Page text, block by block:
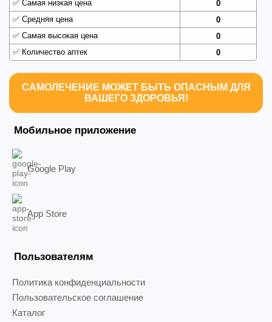
✅ Самая низкая цена
0
✅ Средняя цена
0
✅ Самая высокая цена
0
✅ Количество аптек 0
САМОЛЕЧЕНИЕ МОЖЕТ БЫТЬ ОПАСНЫМ ДЛЯ
ВАШЕГО ЗДОРОВЬЯ!
Мобильное приложение
Google Play
App Store
Пользователям
Политика конфиденциальности
Пользовательское соглашение
Каталог